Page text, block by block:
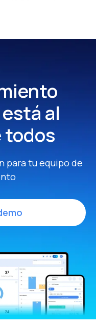
está al
todos
para tu equipo de